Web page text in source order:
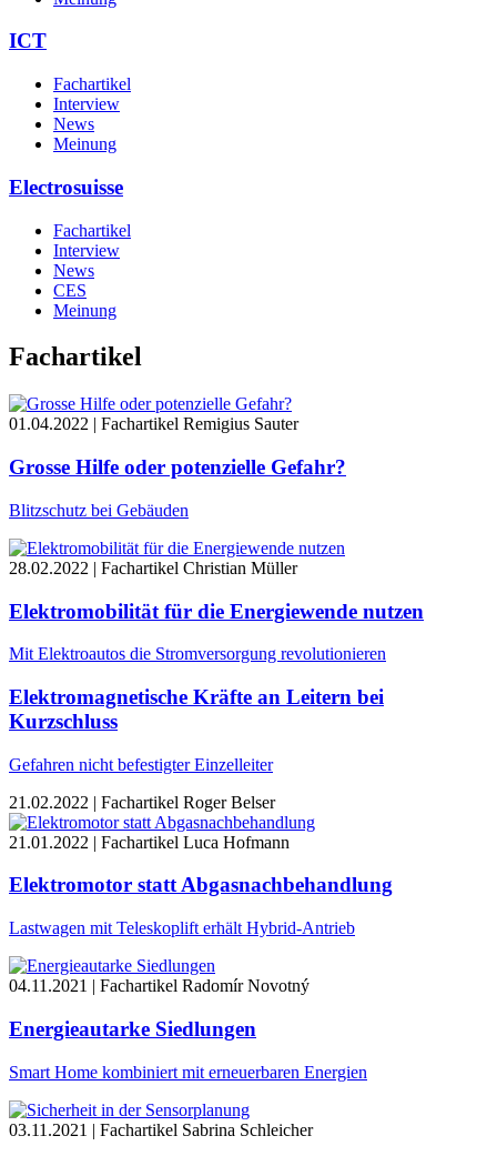
ICT
Fachartikel
Interview
News
Meinung
Electrosuisse
Fachartikel
Interview
News
CES
Meinung
Fachartikel
01.04.2022 | Fachartikel Remigius Sauter
Grosse Hilfe oder potenzielle Gefahr?
Blitzschutz bei Gebäuden
28.02.2022 | Fachartikel Christian Müller
Elektromobilität für die Energiewende nutzen
Mit Elektroautos die Stromversorgung revolutionieren
Elektromagnetische Kräfte an Leitern bei
Kurzschluss
Gefahren nicht befestigter Einzelleiter
21.02.2022 | Fachartikel Roger Belser
21.01.2022 | Fachartikel Luca Hofmann
Elektromotor statt Abgasnachbehandlung
Lastwagen mit Teleskoplift erhält Hybrid-Antrieb
04.11.2021 | Fachartikel Radomír Novotný
Energieautarke Siedlungen
Smart Home kombiniert mit erneuerbaren Energien
03.11.2021 | Fachartikel Sabrina Schleicher